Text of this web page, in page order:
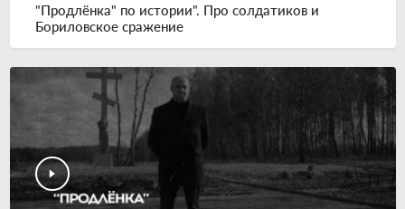
"Продлёнка" по истории". Про солдатиков и
Бориловское сражение